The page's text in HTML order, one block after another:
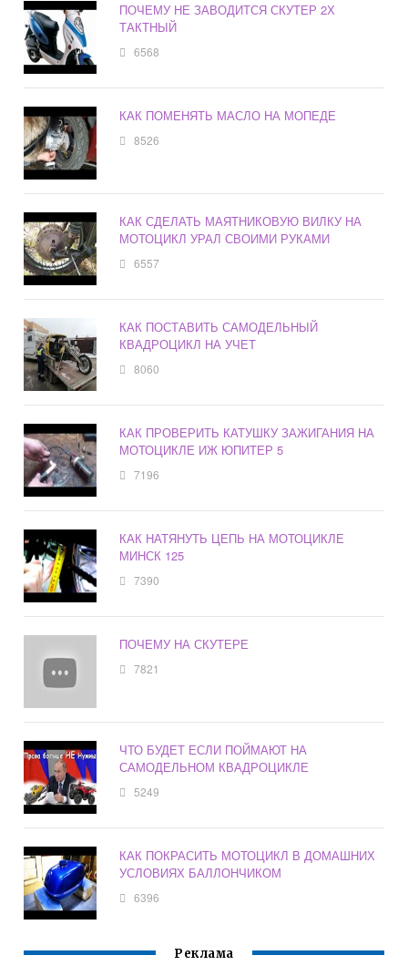
ПОЧЕМУ НЕ ЗАВОДИТСЯ СКУТЕР 2Х
ТАКТНЫЙ
6568
КАК ПОМЕНЯТЬ МАСЛО НА МОПЕДЕ
8526
КАК СДЕЛАТЬ МАЯТНИКОВУЮ ВИЛКУ НА
МОТОЦИКЛ УРАЛ СВОИМИ РУКАМИ
6557
КАК ПОСТАВИТЬ САМОДЕЛЬНЫЙ
КВАДРОЦИКЛ НА УЧЕТ
8060
КАК ПРОВЕРИТЬ КАТУШКУ ЗАЖИГАНИЯ НА
МОТОЦИКЛЕ ИЖ ЮПИТЕР 5
7196
КАК НАТЯНУТЬ ЦЕПЬ НА МОТОЦИКЛЕ
МИНСК 125
7390
ПОЧЕМУ НА СКУТЕРЕ
7821
ЧТО БУДЕТ ЕСЛИ ПОЙМАЮТ НА
САМОДЕЛЬНОМ КВАДРОЦИКЛЕ
5249
КАК ПОКРАСИТЬ МОТОЦИКЛ В ДОМАШНИХ
УСЛОВИЯХ БАЛЛОНЧИКОМ
6396
Реклама